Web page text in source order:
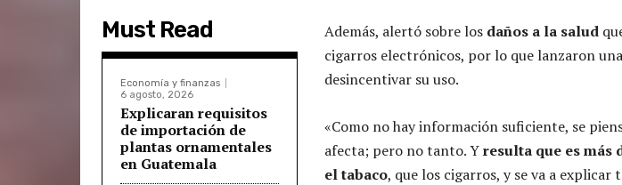
Must Read
Economía y finanzas
6 agosto, 2026
Explicaran requisitos
de importación de
plantas ornamentales
en Guatemala
Además, alertó sobre los daños a la salud
cigarros electrónicos, por lo que lanzaron
desincentivar su uso.
«Como no hay información suficiente, se
afecta; pero no tanto. Yresulta que es más
el tabaco, que los cigarros, y se va a